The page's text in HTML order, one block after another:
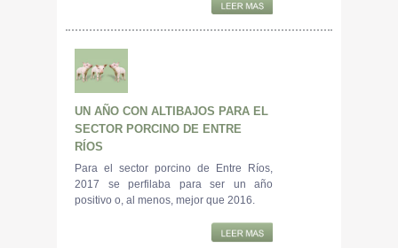
UN AÑO CON ALTIBAJOS PARA EL
SECTOR PORCINO DE ENTRE
RÍOS
Para el sector porcino de Entre Ríos,
2017 se perfilaba para ser un año
positivo o, al menos, mejor que 2016.